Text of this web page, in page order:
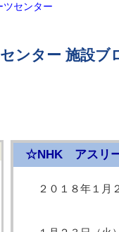
ツセンター
ンター 施設ブ
☆NHK アスリ
２０１８年１